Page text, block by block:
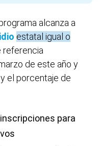
alcanza a
estatal igual o
referencia
de este año y
el porcentaje de